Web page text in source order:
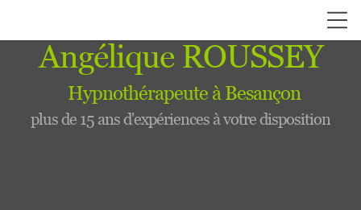
Angélique ROUSSEY
Hypnothérapeute à Besançon
plus de 15 ans d'expériences à votre disposition